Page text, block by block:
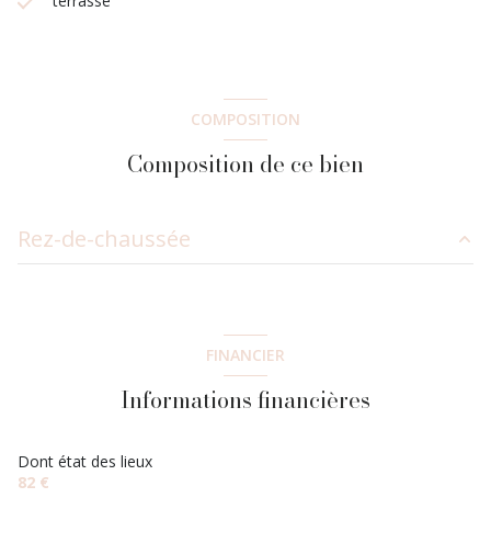
COMPOSITION
Composition de ce bien
Rez-de-chaussée
FINANCIER
Informations financières
Dont état des lieux
82 €